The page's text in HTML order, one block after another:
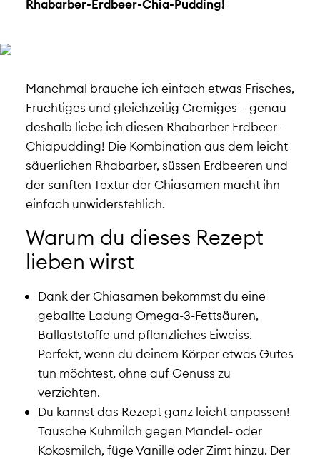
Rhabarber-Erdbeer-Chia-Pudding!
Manchmal brauche ich einfach etwas Frisches,
Fruchtiges und gleichzeitig Cremiges – genau
deshalb liebe ich diesen Rhabarber-Erdbeer-
Chiapudding! Die Kombination aus dem leicht
säuerlichen Rhabarber, süssen Erdbeeren und
der sanften Textur der Chiasamen macht ihn
einfach unwiderstehlich.
Warum du dieses Rezept
lieben wirst
Dank der Chiasamen bekommst du eine
geballte Ladung Omega-3-Fettsäuren,
Ballaststoffe und pflanzliches Eiweiss.
Perfekt, wenn du deinem Körper etwas Gutes
tun möchtest, ohne auf Genuss zu
verzichten.
Du kannst das Rezept ganz leicht anpassen!
Tausche Kuhmilch gegen Mandel- oder
Kokosmilch, füge Vanille oder Zimt hinzu. Der